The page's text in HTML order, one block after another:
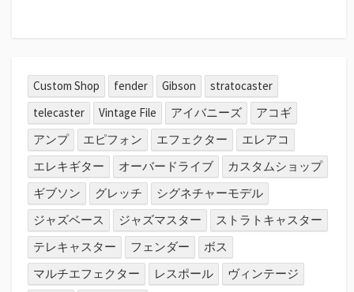
Custom Shop fender Gibson
stratocaster
telecaster
Vintage File アイバニーズ
アコギ
アンプ
エピフォン エフェクター
エレアコ
エレキギター
オーバードライブ
カスタムショップ
ギブソン
グレッチ
シグネチャーモデル
ジャズベース
ジャズマスター
ストラトキャスター
テレキャスター
フェンダー
ボス
マルチエフェクター
レスポール
ヴィンテージ